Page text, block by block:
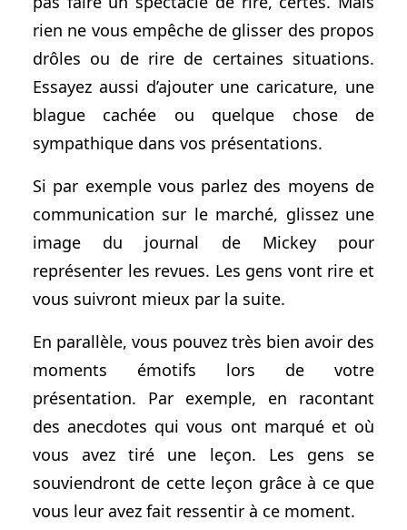
rien ne vous empêche de glisser des propos
drôles ou de rire de certaines situations.
Essayez aussi d’ajouter une caricature, une
blague cachée ou quelque chose de
sympathique dans vos présentations.
Si par exemple vous parlez des moyens de
communication sur le marché, glissez une
image du journal de Mickey pour
représenter les revues. Les gens vont rire et
vous suivront mieux par la suite.
En parallèle, vous pouvez très bien avoir des
moments émotifs lors de votre
présentation. Par exemple, en racontant
des anecdotes qui vous ont marqué et où
vous avez tiré une leçon. Les gens se
souviendront de cette leçon grâce à ce que
vous leur avez fait ressentir à ce moment.